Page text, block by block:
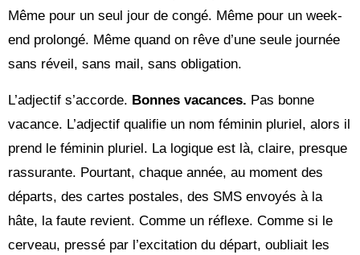
Même pour un seul jour de congé. Même pour un week-
end prolongé. Même quand on rêve d’une seule journée
sans réveil, sans mail, sans obligation.
L’adjectif s’accorde. Bonnes vacances. Pas bonne
vacance. L’adjectif qualifie un nom féminin pluriel, alors il
prend le féminin pluriel. La logique est là, claire, presque
rassurante. Pourtant, chaque année, au moment des
départs, des cartes postales, des SMS envoyés à la
hâte, la faute revient. Comme un réflexe. Comme si le
cerveau, pressé par l’excitation du départ, oubliait les